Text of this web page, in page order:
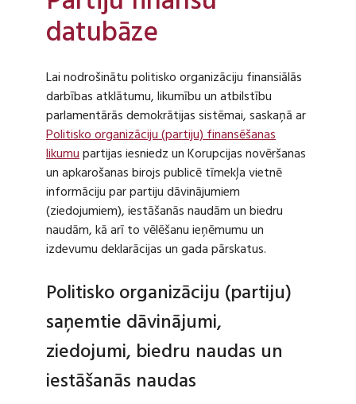
datubāze
Lai nodrošinātu politisko organizāciju finansiālās
darbības atklātumu, likumību un atbilstību
parlamentārās demokrātijas sistēmai, saskaņā ar
Politisko organizāciju (partiju) finansēšanas
likumupartijas iesniedz un Korupcijas novēršanas
un apkarošanas birojs publicē tīmekļa vietnē
informāciju par partiju dāvinājumiem
(ziedojumiem), iestāšanās naudām un biedru
naudām, kā arī to vēlēšanu ieņēmumu un
izdevumu deklarācijas un gada pārskatus.
Politisko organizāciju (partiju)
saņemtie dāvinājumi,
ziedojumi, biedru naudas un
iestāšanās naudas